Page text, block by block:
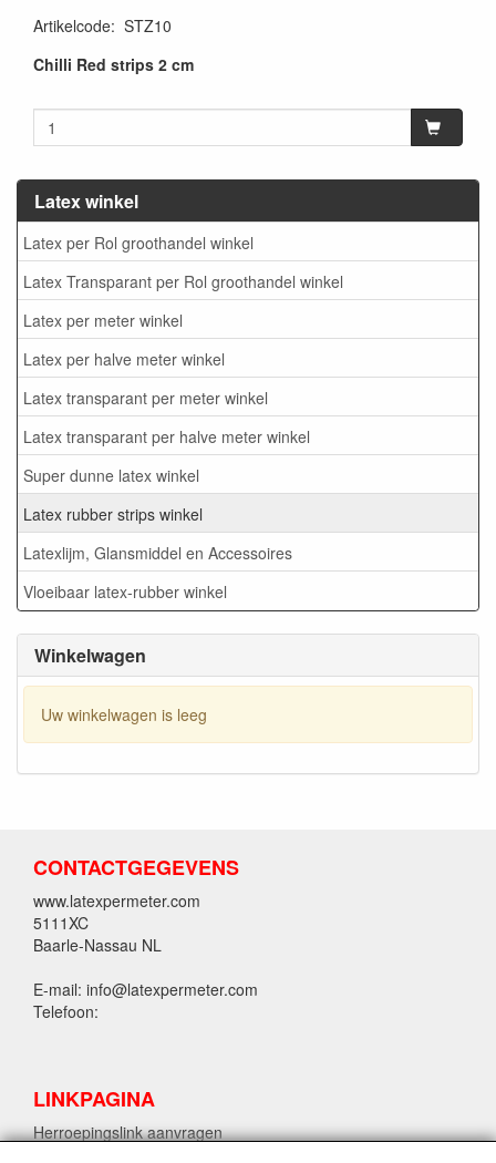
Latex winkel
Latex per Rol groothandel winkel
Latex Transparant per Rol groothandel winkel
Latex per meter winkel
Latex per halve meter winkel
Latex transparant per meter winkel
Latex transparant per halve meter winkel
Super dunne latex winkel
Latex rubber strips winkel
Latexlijm, Glansmiddel en Accessoires
Vloeibaar latex-rubber winkel
Winkelwagen
Uw winkelwagen is leeg
Artikelcode: STZ10
Chilli Red strips 2 cm
CONTACTGEGEVENS
www.latexpermeter.com
5111XC
Baarle-Nassau NL
E-mail: info@latexpermeter.com
Telefoon:
LINKPAGINA
Herroepingslink aanvragen